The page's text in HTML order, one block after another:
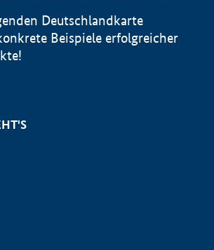
Deutschlandkarte
Beispiele erfolgreicher